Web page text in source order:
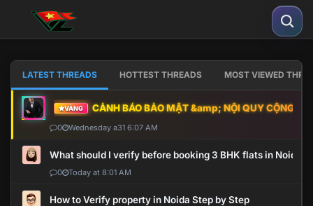
LATEST THREADS HOTTEST THREADS MOST VIEWED
VÀNG CẢNH BÁO BẢO MẬT &amp; NỘI QUY CỘNG
0 Wednesday a31 6:07 AM
What should I verify before booking 3 BHK flats in Noida?
0 Today at 8:01 AM
How to Verify property in Noida Step by Step